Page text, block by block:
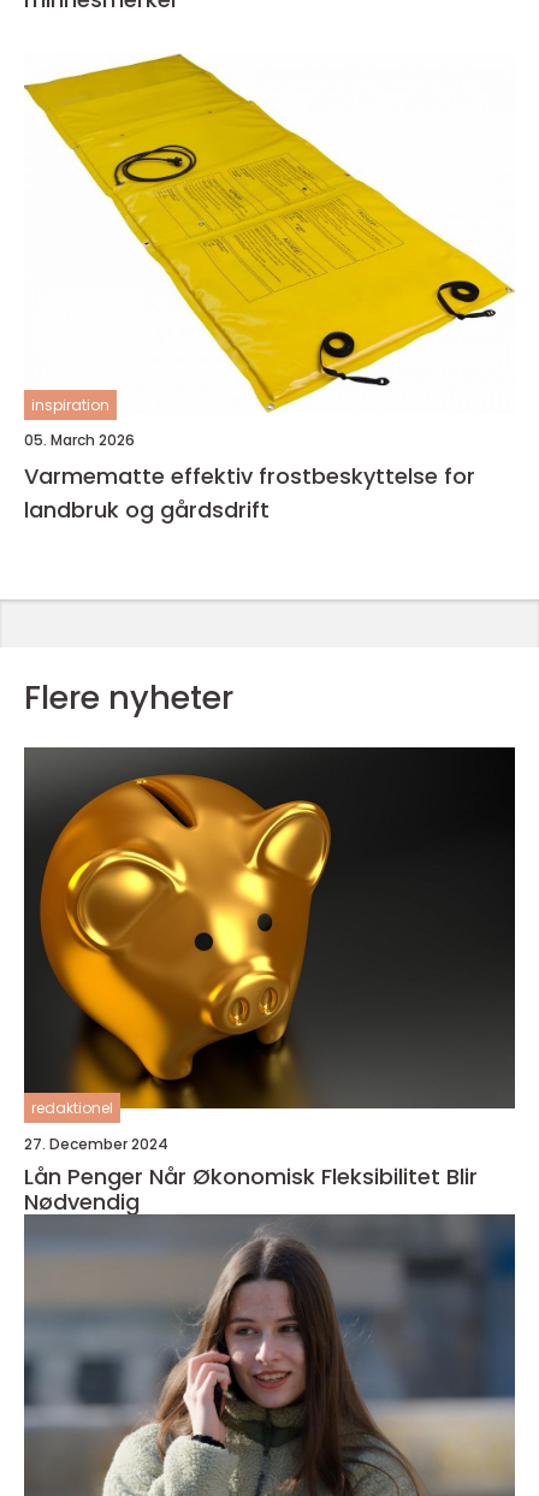
inspiration
05. March 2026
Varmematte effektiv frostbeskyttelse for
landbruk og gårdsdrift
Flere nyheter
redaktionel
27. December 2024
Lån Penger Når Økonomisk Fleksibilitet Blir
Nødvendig